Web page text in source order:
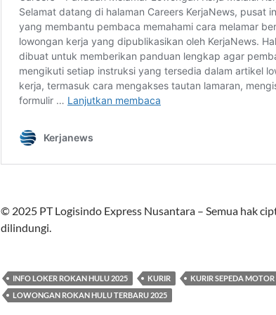
© 2025 PT Logisindo Express Nusantara – Semua hak
dilindungi.
INFO LOKER ROKAN HULU 2025 KURIR
KURIR SEPEDA MOTOR
LOWONGAN ROKAN HULU TERBARU 2025